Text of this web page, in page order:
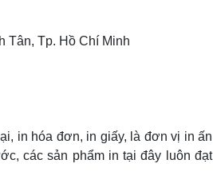
Tân, Tp. Hồ Chí Minh
in hóa đơn, in giấy, là đơn vị in ấn
các sản phẩm in tại đây luôn đạt